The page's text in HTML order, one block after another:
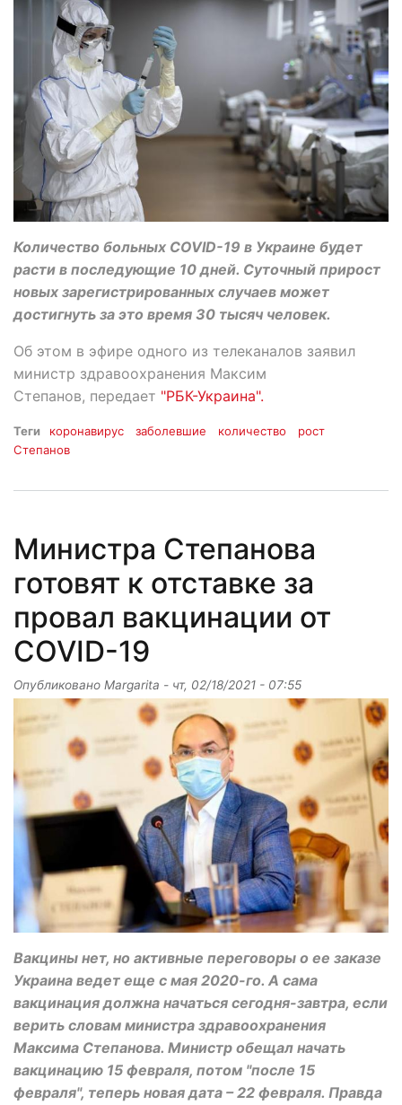
Количество больных COVID-19 в Украине будет
расти в последующие 10 дней. Суточный прирост
новых зарегистрированных случаев может
достигнуть за это время 30 тысяч человек.
Об этом в эфире одного из телеканалов заявил
министр здравоохранения Максим
Степанов, передает "РБК-Украина".
Теги коронавирус заболевшие количество
рост
Степанов
Министра Степанова
готовят к отставке за
провал вакцинации от
COVID-19
Опубликовано Margarita - чт, 02/18/2021 - 07:55
Вакцины нет, но активные переговоры о ее заказе
Украина ведет еще с мая 2020-го. А сама
вакцинация должна начаться сегодня-завтра, если
верить словам министра здравоохранения
Максима Степанова. Министр обещал начать
вакцинацию 15 февраля, потом "после 15
февраля", теперь новая дата – 22 февраля. Правда